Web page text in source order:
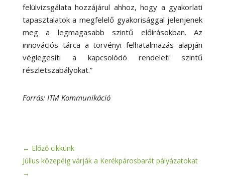
felülvizsgálata hozzájárul ahhoz, hogy a gyakorlati
tapasztalatok a megfelelő gyakorisággal jelenjenek
meg a legmagasabb szintű előírásokban. Az
innovációs tárca a törvényi felhatalmazás alapján
véglegesíti a kapcsolódó rendeleti szintű
részletszabályokat.”
Forrás: ITM Kommunikáció
← Előző cikkünk
Július közepéig várják a Kerékpárosbarát pályázatokat
→